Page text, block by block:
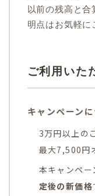
以前の残高と
明点はお気軽に
ご利用いた
キャンペーン
3万円以上の
最大7,500円
本キャンペー
定後の新価格